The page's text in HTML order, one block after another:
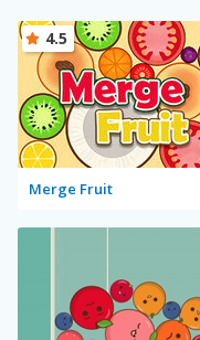
Merge Fruit
4.5